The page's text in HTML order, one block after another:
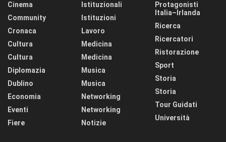
Cinema
Community
Cronaca
Cultura
Cultura
Diplomazia
Dublino
Economia
Eventi
Fiere
Istituzionali
Istituzioni
Lavoro
Medicina
Medicina
Musica
Musica
Networking
Networking
Notizie
Protagonisti
Italia–Irlanda
Ricerca
Ricercatori
Ristorazione
Sport
Storia
Storia
Tour Guidati
Università